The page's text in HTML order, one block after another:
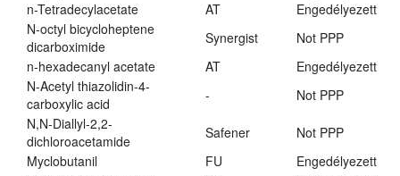
n-Tetradecylacetate
AT
Engedélyezett
N-octyl bicycloheptene
dicarboximide
Synergist
Not PPP
n-hexadecanyl acetate
AT
Engedélyezett
N-Acetyl thiazolidin-4-
carboxylic acid
-
Not PPP
N,N-Diallyl-2,2-
dichloroacetamide
Safener
Not PPP
Myclobutanil
FU
Engedélyezett